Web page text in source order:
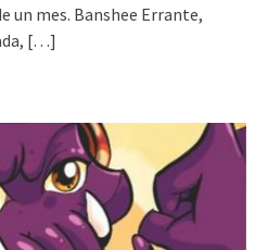
un mes. Banshee Errante,
[…]